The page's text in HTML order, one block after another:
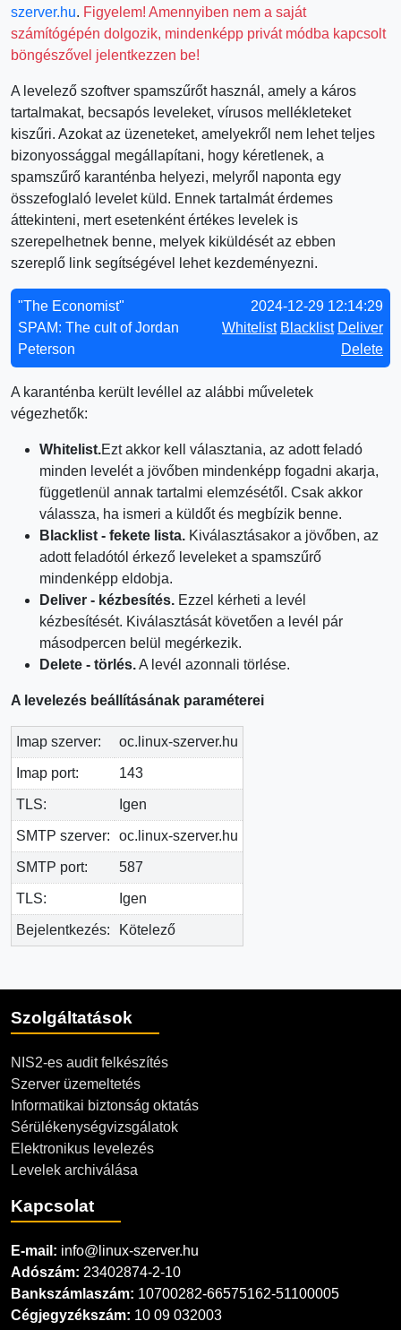
szerver.hu. Figyelem! Amennyiben nem a saját
számítógépén dolgozik, mindenképp privát módba kapcsolt
böngészővel jelentkezzen be!
A levelező szoftver spamszűrőt használ, amely a káros
tartalmakat, becsapós leveleket, vírusos mellékleteket
kiszűri. Azokat az üzeneteket, amelyekről nem lehet teljes
bizonyossággal megállapítani, hogy kéretlenek, a
spamszűrő karanténba helyezi, melyről naponta egy
összefoglaló levelet küld. Ennek tartalmát érdemes
áttekinteni, mert esetenként értékes levelek is
szerepelhetnek benne, melyek kiküldését az ebben
szereplő link segítségével lehet kezdeményezni.
"The Economist"
2024-12-29 12:14:29
SPAM: The cult of Jordan
Peterson
Whitelist Blacklist Deliver
Delete
A karanténba került levéllel az alábbi műveletek
végezhetők:
Whitelist.Ezt akkor kell választania, az adott feladó
minden levelét a jövőben mindenképp fogadni akarja,
függetlenül annak tartalmi elemzésétől. Csak akkor
válassza, ha ismeri a küldőt és megbízik benne.
Blacklist - fekete lista. Kiválasztásakor a jövőben, az
adott feladótól érkező leveleket a spamszűrő
mindenképp eldobja.
Deliver - kézbesítés. Ezzel kérheti a levél
kézbesítését. Kiválasztását követően a levél pár
másodpercen belül megérkezik.
Delete - törlés.A levél azonnali törlése.
A levelezés beállításának paraméterei
Imap szerver: oc.linux-szerver.hu
Imap port: 143
TLS: Igen
SMTP szerver: oc.linux-szerver.hu
SMTP port: 587
TLS: Igen
Bejelentkezés: Kötelező
Szolgáltatások
NIS2-es audit felkészítés
Szerver üzemeltetés
Informatikai biztonság oktatás
Sérülékenységvizsgálatok
Elektronikus levelezés
Levelek archiválása
Kapcsolat
E-mail: info@linux-szerver.hu
Adószám: 23402874-2-10
Bankszámlaszám: 10700282-66575162-51100005
Cégjegyzékszám: 10 09 032003